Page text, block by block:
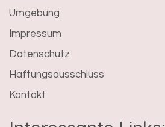
Umgebung
Impressum
Datenschutz
Haftungsausschluss
Kontakt